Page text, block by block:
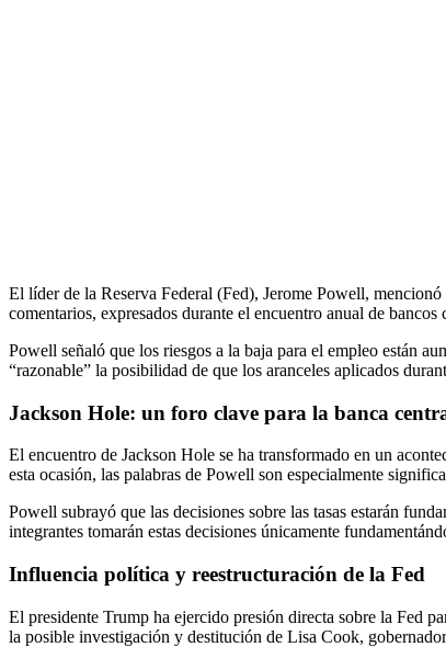
El líder de la Reserva Federal (Fed), Jerome Powell,
comentarios, expresados durante el encuentro anual de
Powell señaló que los riesgos a la baja para el empleo están
“razonable” la posibilidad de que los aranceles aplicados
Jackson Hole: un foro clave para la banca
El encuentro de Jackson Hole se ha transformado en un
esta ocasión, las palabras de Powell son especialmente
Powell subrayó que las decisiones sobre las tasas estarán
integrantes tomarán estas decisiones únicamente
Influencia política y reestructuración de la Fed
El presidente Trump ha ejercido presión directa sobre la Fed
la posible investigación y destitución de Lisa Cook,